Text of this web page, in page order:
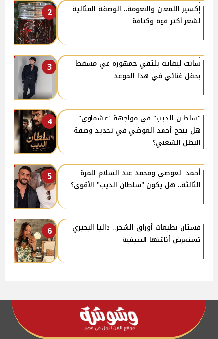
2
إكسير اللمعان والنعومة.. الوصفة المثالية
لشعر أكثر قوة وكثافة
3
سانت ليفانت يلتقي جمهوره في مسقط
بحفل غنائي في هذا الموعد
4
"سلطان الديب" في مواجهة "عشماوي"..
هل ينجح أحمد العوضي في تجديد وصفة
البطل الشعبي؟
5
أحمد العوضي ومحمد عبد السلام للمرة
الثالثة.. هل يكون "سلطان الديب" الأقوى؟
6
فستان بطبعات أوراق الشجر.. داليا البحيري
تستعرض أناقتها الصيفية